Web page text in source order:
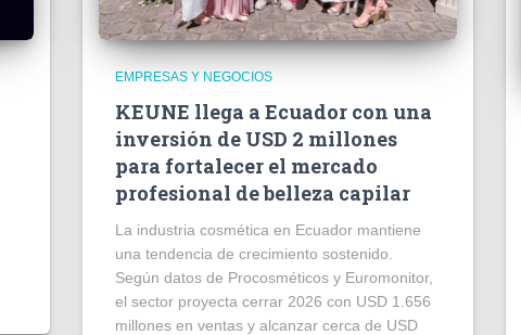
EMPRESAS Y NEGOCIOS
KEUNE llega a Ecuador con una
inversión de USD 2 millones
para fortalecer el mercado
profesional de belleza capilar
La industria cosmética en Ecuador mantiene
una tendencia de crecimiento sostenido.
Según datos de Procosméticos y Euromonitor,
el sector proyecta cerrar 2026 con USD 1.656
millones en ventas y alcanzar cerca de USD